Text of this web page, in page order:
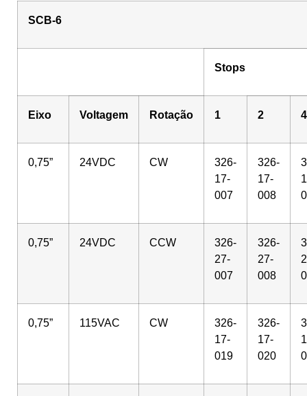
SCB-6
Stops
Eixo Voltagem Rotação 1 2 4
0,75” 24VDC CW
326-
17-
007
326-
17-
008
0,75” 24VDC CCW
326-
27-
007
326-
27-
008
0,75” 115VAC CW
326-
17-
019
326-
17-
020